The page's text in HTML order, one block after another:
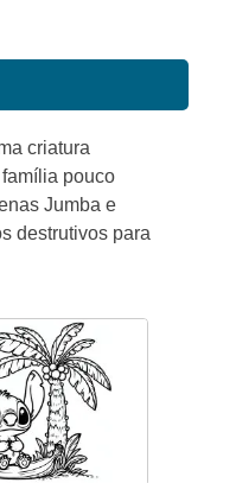
criatura
pouco
Jumba e
destrutivos para